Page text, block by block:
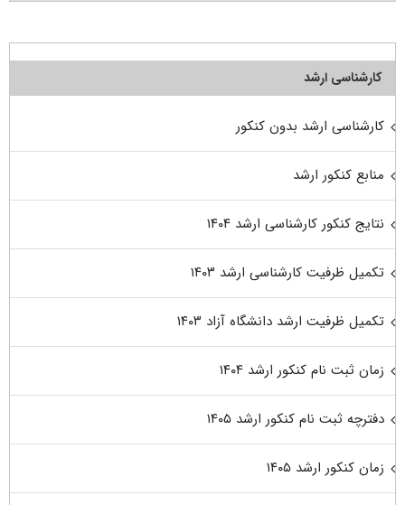
کارشناسی ارشد
کارشناسی ارشد بدون کنکور
منابع کنکور ارشد
نتایج کنکور کارشناسی ارشد ۱۴۰۴
تکمیل ظرفیت کارشناسی ارشد ۱۴۰۳
تکمیل ظرفیت ارشد دانشگاه آزاد ۱۴۰۳
زمان ثبت نام کنکور ارشد ۱۴۰۴
دفترچه ثبت نام کنکور ارشد ۱۴۰۵
زمان کنکور ارشد ۱۴۰۵